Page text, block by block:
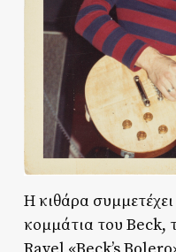
Η κιθάρα
κομμάτια του Beck,